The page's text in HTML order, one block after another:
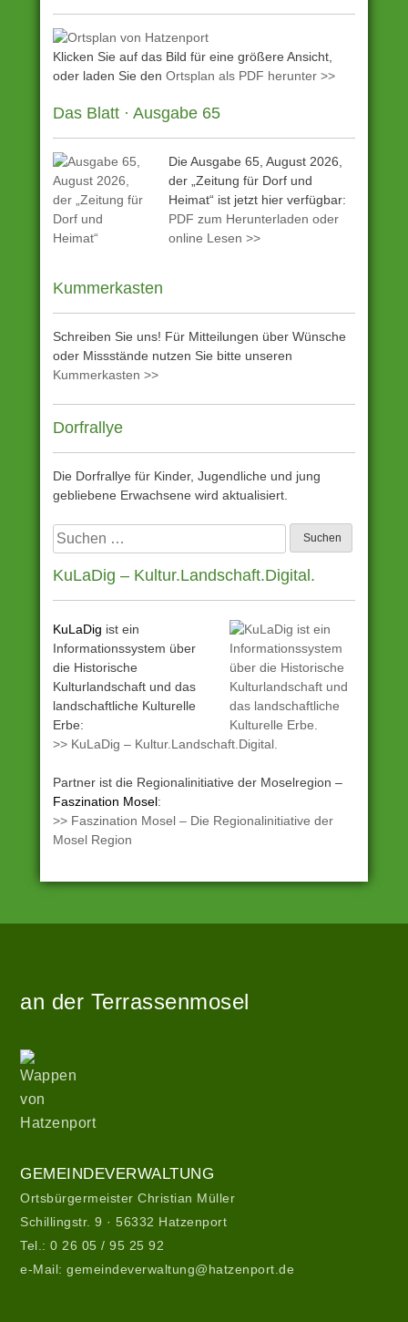
Klicken Sie auf das Bild für eine größere Ansicht,
oder laden Sie den Ortsplan als PDF herunter >>
Das Blatt · Ausgabe 65
Die Ausgabe 65, August 2026,
der „Zeitung für Dorf und
Heimat“ ist jetzt hier verfügbar:
PDF zum Herunterladen oder
online Lesen >>
Kummerkasten
Schreiben Sie uns! Für Mitteilungen über Wünsche
oder Missstände nutzen Sie bitte unseren
Kummerkasten >>
Dorfrallye
Die Dorfrallye für Kinder, Jugendliche und jung
gebliebene Erwachsene wird aktualisiert.
Suchen
nach:
KuLaDig – Kultur.Landschaft.Digital.
KuLaDig ist ein
Informationssystem über
die Historische
Kulturlandschaft und das
landschaftliche Kulturelle
Erbe:
>> KuLaDig – Kultur.Landschaft.Digital.
Partner ist die Regionalinitiative der Moselregion –
Faszination Mosel:
>> Faszination Mosel – Die Regionalinitiative der
Mosel Region
|
von
Stefan
Barth
an der Terrassenmosel
Wappen
von
Gemeindeverwaltung
GEMEINDEVERWALTUNG
Ortsbürgermeister Christian Müller
Schillingstr. 9 · 56332 Hatzenport
Tel.:0 26 05 / 95 25 92
e-Mail:gemeindeverwaltung@hatzenport.de